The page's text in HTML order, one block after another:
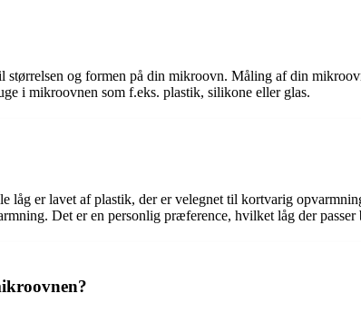
og formen på din mikroovn. Måling af din
i mikroovnen som f.eks. plastik, silikone eller glas.
er lavet af plastik, der er velegnet til kortvarig
Det er en personlig præference, hvilket låg der passer